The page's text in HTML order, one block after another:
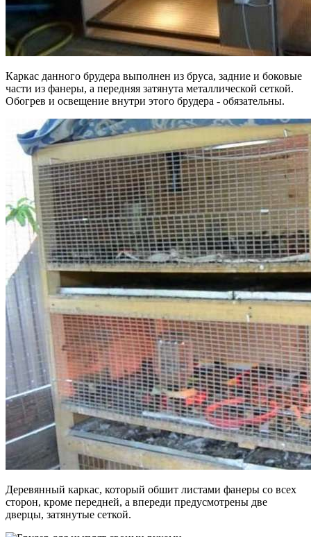
Каркас данного брудера выполнен из бруса, задние и боковые
части из фанеры, а передняя затянута металлической сеткой.
Обогрев и освещение внутри этого брудера - обязательны.
Деревянный каркас, который обшит листами фанеры со всех
сторон, кроме передней, а впереди предусмотрены две
дверцы, затянутые сеткой.